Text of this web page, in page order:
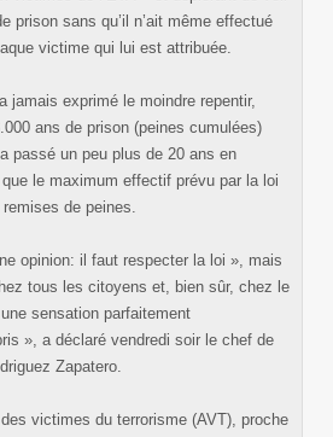
prison sans qu’il n’ait même effectué
victime qui lui est attribuée.
jamais exprimé le moindre repentir,
ans de prison (peines cumulées)
passé un peu plus de 20 ans en
le maximum effectif prévu par la loi
de peines.
opinion: il faut respecter la loi », mais
tous les citoyens et, bien sûr, chez le
sensation parfaitement
», a déclaré vendredi soir le chef de
Zapatero.
victimes du terrorisme (AVT), proche